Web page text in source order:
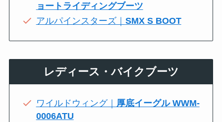
ョートライディングブーツ
アルパインスターズ｜ SMX S BOOT
レディース・バイクブーツ
ワイルドウィング｜ 厚底イーグル WWM-
0006ATU